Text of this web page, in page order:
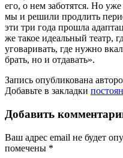
его, о нем заботятся. Но
мы и решили продлить
эти три года прошла
же такое идеальный театр,
уговаривать, где нужно
брать, но и отдавать».
Запись опубликована
Добавьте в закладки
Добавить
Ваш адрес email не будет
помечены *